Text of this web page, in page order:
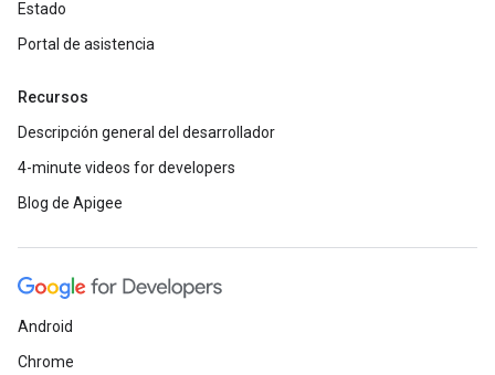
Estado
Portal de asistencia
Recursos
Descripción general del desarrollador
4-minute videos for developers
Blog de Apigee
Android
Chrome